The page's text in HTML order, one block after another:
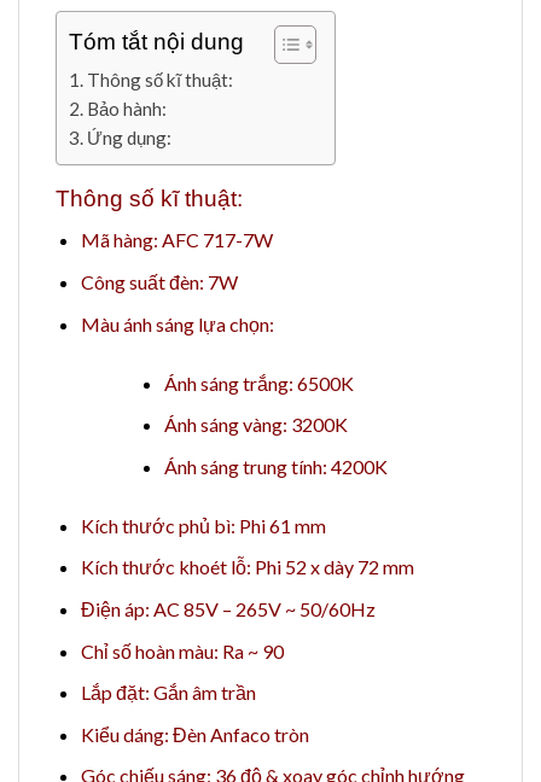
Tóm tắt nội dung
Thông số kĩ thuật:
Bảo hành:
Ứng dụng:
Thông số kĩ thuật:
Mã hàng: AFC 717-7W
Công suất đèn: 7W
Màu ánh sáng lựa chọn:
Ánh sáng trắng: 6500K
Ánh sáng vàng: 3200K
Ánh sáng trung tính: 4200K
Kích thước phủ bì: Phi 61 mm
Kích thước khoét lỗ: Phi 52 x dày 72 mm
Điện áp: AC 85V – 265V ~ 50/60Hz
Chỉ số hoàn màu: Ra ~ 90
Lắp đặt: Gắn âm trần
Kiểu dáng: Đèn Anfaco tròn
Góc chiếu sáng: 36 độ & xoay góc chỉnh hướng